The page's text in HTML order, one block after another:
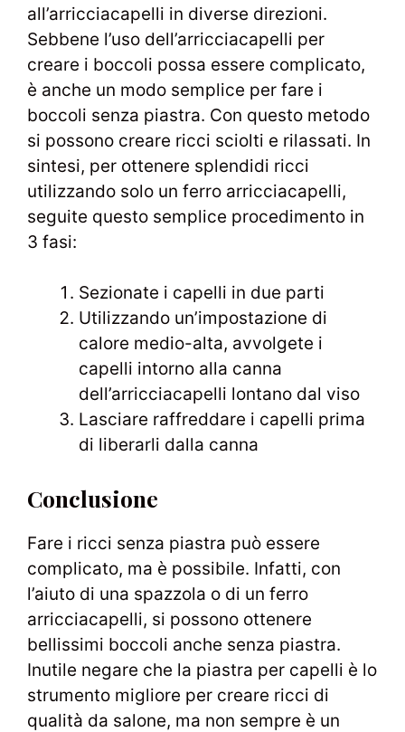
all’arricciacapelli in diverse direzioni.
Sebbene l’uso dell’arricciacapelli per
creare i boccoli possa essere complicato,
è anche un modo semplice per fare i
boccoli senza piastra. Con questo metodo
si possono creare ricci sciolti e rilassati. In
sintesi, per ottenere splendidi ricci
utilizzando solo un ferro arricciacapelli,
seguite questo semplice procedimento in
3 fasi:
Sezionate i capelli in due parti
Utilizzando un’impostazione di
calore medio-alta, avvolgete i
capelli intorno alla canna
dell’arricciacapelli lontano dal viso
Lasciare raffreddare i capelli prima
di liberarli dalla canna
Conclusione
Fare i ricci senza piastra può essere
complicato, ma è possibile. Infatti, con
l’aiuto di una spazzola o di un ferro
arricciacapelli, si possono ottenere
bellissimi boccoli anche senza piastra.
Inutile negare che la piastra per capelli è lo
strumento migliore per creare ricci di
qualità da salone, ma non sempre è un